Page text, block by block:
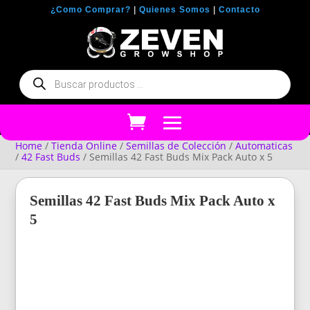
¿Como Comprar? Quienes Somos Contacto
Búsqueda
de
productos
Home /Tienda Online /Semillas de Colección /Automaticas
/42 Fast Buds / Semillas 42 Fast Buds Mix Pack Auto x 5
Semillas 42 Fast Buds Mix Pack Auto x
5